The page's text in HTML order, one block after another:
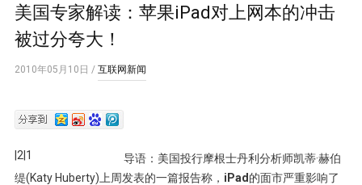
美国专家解读：苹果iPad对上网本的冲击
被过分夸大！
2010年05月10日 / 互联网新闻
|2|1
导语：美国投行摩根士丹利分析师凯蒂·赫伯
缇(Katy Huberty)上周发表的一篇报告称， iPad 的面市严重影响了